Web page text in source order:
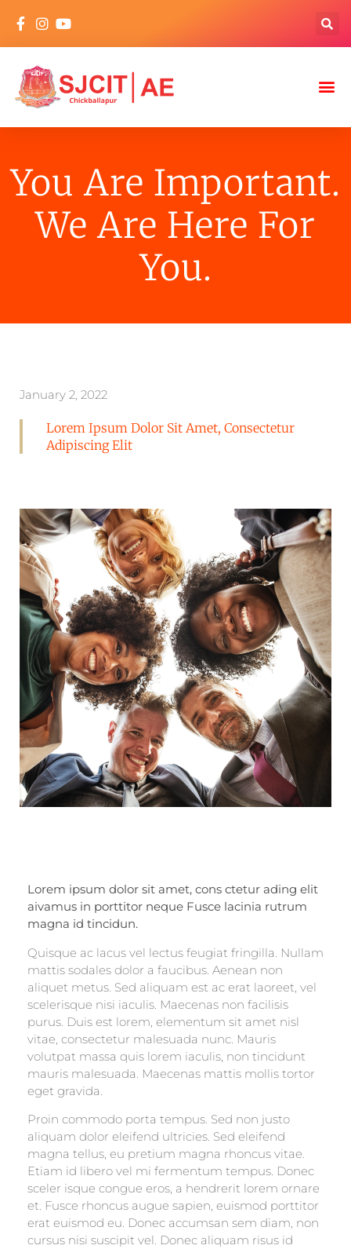
You Are Important.
We Are Here For
You.
January 2, 2022
Lorem Ipsum Dolor Sit Amet, Consectetur
Adipiscing Elit
Lorem ipsum dolor sit amet, cons ctetur ading elit
aivamus in porttitor neque Fusce lacinia rutrum
magna id tincidun.
Quisque ac lacus vel lectus feugiat fringilla. Nullam
mattis sodales dolor a faucibus. Aenean non
aliquet metus. Sed aliquam est ac erat laoreet, vel
scelerisque nisi iaculis. Maecenas non facilisis
purus. Duis est lorem, elementum sit amet nisl
vitae, consectetur malesuada nunc. Mauris
volutpat massa quis lorem iaculis, non tincidunt
mauris malesuada. Maecenas mattis mollis tortor
eget gravida.
Proin commodo porta tempus. Sed non justo
aliquam dolor eleifend ultricies. Sed eleifend
magna tellus, eu pretium magna rhoncus vitae.
Etiam id libero vel mi fermentum tempus. Donec
sceler isque congue eros, a hendrerit lorem ornare
et. Fusce rhoncus augue sapien, euismod porttitor
erat euismod eu. Donec accumsan sem diam, non
cursus nisi suscipit vel. Donec aliquam risus id